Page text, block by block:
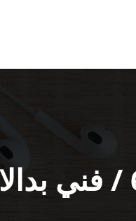
فني تركيب بدالات السالمي /